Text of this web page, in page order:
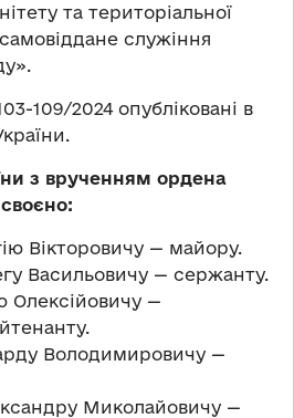
та територіальної
самовіддане служіння
109/2024 опубліковані в
з врученням ордена
Вікторовичу — майору.
Васильовичу — сержанту.
Олексійовичу —
Володимировичу —
Миколайовичу —